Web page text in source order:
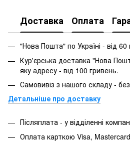
Доставка Оплата
"Нова Пошта" по Україні - від 60
Кур'єрська доставка "Нова
яку адресу - від 100 гривень.
Самовивіз з нашого складу -
Детальніше про доставку
Післяплата - у відділенні
Оплата карткою Visa,